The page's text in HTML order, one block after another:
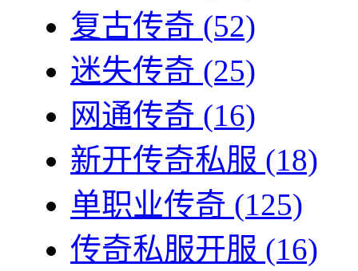
复古传奇 (52)
迷失传奇 (25)
网通传奇 (16)
新开传奇私服 (18)
单职业传奇 (125)
传奇私服开服 (16)